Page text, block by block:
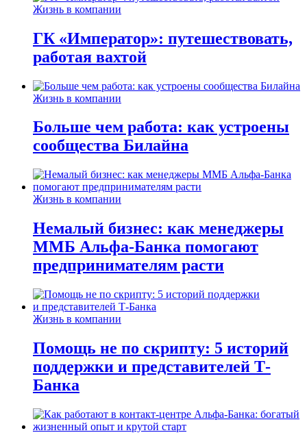
Жизнь в компании
ГК «Император»: путешествовать,
работая вахтой
Жизнь в компании
Больше чем работа: как устроены
сообщества Билайна
Жизнь в компании
Немалый бизнес: как менеджеры
ММБ Альфа-Банка помогают
предпринимателям расти
Жизнь в компании
Помощь не по скрипту: 5 историй
поддержки и представителей Т-
Банка